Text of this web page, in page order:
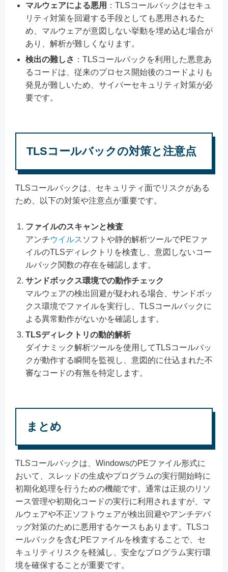
マルウェアによる悪用 ：TLSコールバックはセキュ
リティ対策を回避する手段としても悪用されるた
め、マルウェアが意図しない挙動を埋め込む場合が
あり、解析が難しくなります。
検出の難しさ ：TLSコールバックを利用した悪意あ
るコードは、従来のプロセス開始後のコードよりも
発見が難しいため、サイバーセキュリティ対策が必
要です。
TLSコールバックの対策と注意点
TLSコールバックは、セキュリティ面でリスクがある
ため、以下の対策や注意点が重要です。
ファイルのスキャンと検査
アンチウイルス ソフトや静的解析ツールでPEファ
イルのTLSディレクトリを検査し、意図しないコー
ルバック関数の存在を確認します。
サンドボックス環境での動作チェック
マルウェアの検出回避が疑われる場合、サンドボッ
クス環境でファイルを実行し、TLSコールバックに
よる異常動作がないかを確認します。
TLSディレクトリの動的解析
ダイナミック解析ツールを使用してTLSコールバッ
クが動作する瞬間を監視し、意図的に仕込まれた不
審なコードの有無を特定します。
まとめ
TLSコールバックは、WindowsのPEファイル形式に
おいて、スレッドの生成やプログラムの実行開始時に
初期化処理を行うための機能です。通常は正規のリソ
ース管理や初期化コードの実行に利用されますが、マ
ルウェアや不正ソフトウェアが検出回避やアンチデバ
ッグ対策のために悪用するケースもあります。TLSコ
ールバックを含むPEファイルを検査することで、セ
キュリティリスクを軽減し、安全なプログラム実行環
境を確保することが重要です。